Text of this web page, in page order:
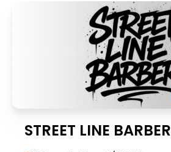
STREET LINE BARBER